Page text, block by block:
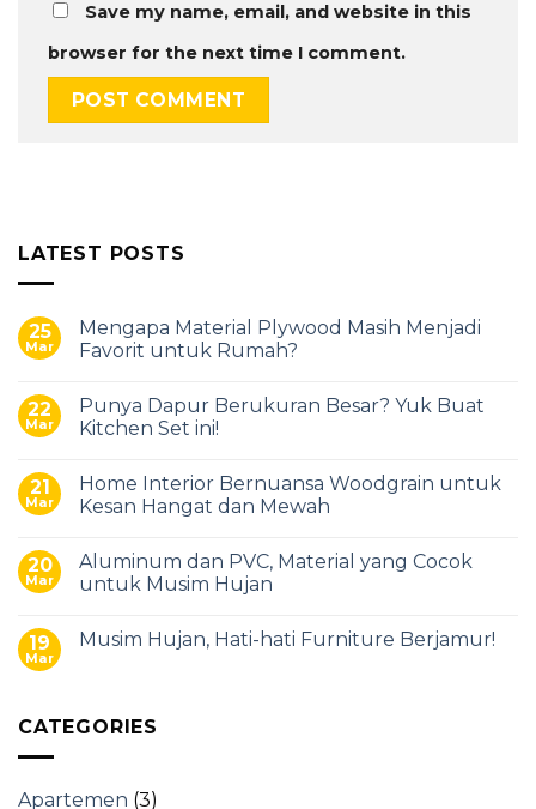
Save my name, email, and website in this
browser for the next time I comment.
LATEST POSTS
25
Mar
Mengapa Material Plywood Masih Menjadi
Favorit untuk Rumah?
22
Mar
Punya Dapur Berukuran Besar? Yuk Buat
Kitchen Set ini!
21
Mar
Home Interior Bernuansa Woodgrain untuk
Kesan Hangat dan Mewah
20
Mar
Aluminum dan PVC, Material yang Cocok
untuk Musim Hujan
19
Mar
Musim Hujan, Hati-hati Furniture Berjamur!
CATEGORIES
Apartemen (3)